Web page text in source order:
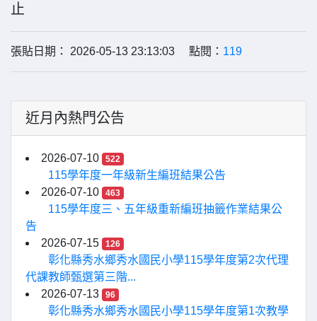
止
張貼日期： 2026-05-13 23:13:03 點閱： 119
近月內熱門公告
2026-07-10 522
115學年度一年級新生編班結果公告
2026-07-10
463
115學年度三、五年級重新編班抽籤作業結果公
告
2026-07-15
126
彰化縣秀水鄉秀水國民小學115學年度第2次代理
代課教師甄選第三階...
2026-07-13
96
彰化縣秀水鄉秀水國民小學115學年度第1次教學